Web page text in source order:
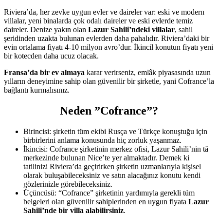
Riviera’da, her zevke uygun evler ve daireler var: eski ve modern
villalar, yeni binalarda çok odalı daireler ve eski evlerde temiz
daireler. Denize yakın olan Lazur Sahili’ndeki villalar, sahil
şeridinden uzakta bulunan evlerden daha pahalıdır. Riviera’daki bir
evin ortalama fiyatı 4-10 milyon avro’dur. İkincil konutun fiyatı yeni
bir kotecden daha ucuz olacak.
Fransa’da bir ev almaya karar verirseniz, emlâk piyasasında uzun
yılların deneyimine sahip olan güvenilir bir şirketle, yani Cofrance’la
bağlantı kurmalısınız.
Neden ”Cofrance”?
Birincisi: şirketin tüm ekibi Rusça ve Türkçe konuştuğu için
birbirlerini anlama konusunda hiç zorluk yaşanmaz.
İkincisi: Cofrance şirketinin merkez ofisi, Lazur Sahili’nin tâ
merkezinde bulunan Nice’te yer almaktadır. Demek ki
tatilinizi Riviera’da geçirirken şirketin uzmanlarıyla kişisel
olarak buluşabileceksiniz ve satın alacağınız konutu kendi
gözlerinizle görebileceksiniz.
Üçüncüsü: “Cofrance” şirketinin yardımıyla gerekli tüm
belgeleri olan güvenilir sahiplerinden en uygun fiyata Lazur
Sahili’nde bir villa alabilirsiniz.